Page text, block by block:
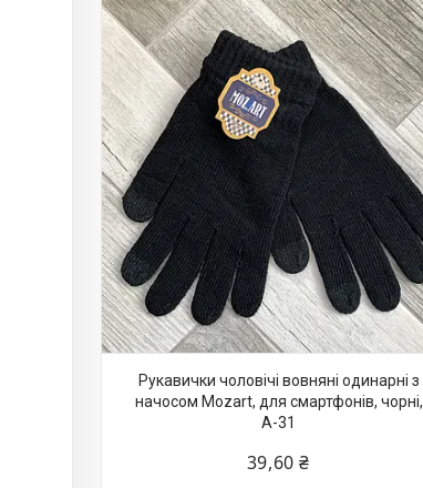
Рукавички чоловічі вовняні одинарні з
начосом Mozart, для смартфонів, чорні,
А-31
39,60 ₴